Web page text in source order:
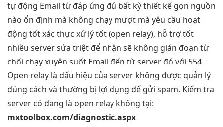
tự động Email từđáp ứng đủ bất kỳthiết kế gọn nguồn
nào ổn định mà không chạy mượt mà yêu cầu hoạt
động tốtxác thực xử lý tốt(open relay), hỗ trợ tốt
nhiều serversửa triệt để nhận sẽ không gián đoạn từ
chối chạy xuyên suốt Email đến từ server đó với 554.
Open relay là dấu hiệu của server không được quản lý
đúng cách và thường bị lợi dụng để gửi spam. Kiểm tra
server có đang là open relay không tại:
mxtoolbox.com/diagnostic.aspx